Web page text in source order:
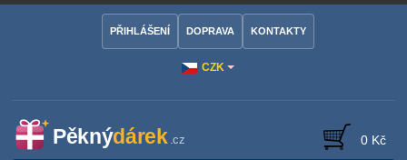
CZK
PŘIHLÁŠENÍ DOPRAVA KONTAKTY
0 Kč